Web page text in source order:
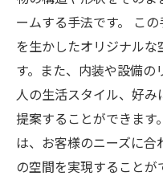
ームする手法です。 こ
を生かしたオリジナル
す。また、内装や設備の
人の生活スタイル、好
提案することができま
は、お客様のニーズに
の空間を実現すること